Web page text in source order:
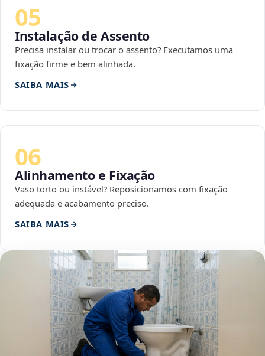
05
Instalação de Assento
Precisa instalar ou trocar o assento? Executamos uma
fixação firme e bem alinhada.
SAIBA MAIS
06
Alinhamento e Fixação
Vaso torto ou instável? Reposicionamos com fixação
adequada e acabamento preciso.
SAIBA MAIS